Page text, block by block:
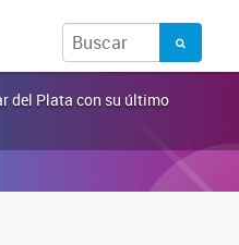
del Plata con su último